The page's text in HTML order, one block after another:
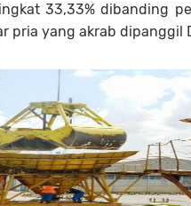
33,33% dibanding
pria yang akrab dipanggil